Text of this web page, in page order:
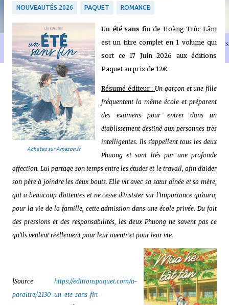
🐈‍⬛ En tant que Partenaire Amazon, je réalise un bénéfice sur les achats
remplissant les conditions requises quand vous achetez sur Amazon.fr
NOUVEAUTÉS 2026 PAQUET ROMANCE
Achetez sur Amazon.fr
Un été sans finde Hoàng Trúc Lâm
est un titre complet en 1 volume qui
sort ce 17 Juin 2026 aux éditions
Paquet au prix de 12€.
Résumé éditeur : Un garçon et une fille
fréquentent la même école et préparent
des examens pour entrer dans un
établissement destiné aux personnes très
intelligentes. Ils s'appellent tous les deux
Phuong et sont liés par une profonde
affection. Lui partage son temps entre les études et le travail, afin d'aider
son père à joindre les deux bouts. Elle vit avec sa sœur aînée et sa mère,
qui a beaucoup d'attentes et ne cesse d'insister sur l'importance qu'aura,
pour la vie de la famille, cette admission dans une école privée. Du fait
des pressions et des responsabilités, les deux Phuong ne savent pas ce
qu’ils veulent réellement pour leur avenir et pour leur vie.
[Source https://editionspaquet.com/a-
paraitre/2130-un-ete-sans-fin-